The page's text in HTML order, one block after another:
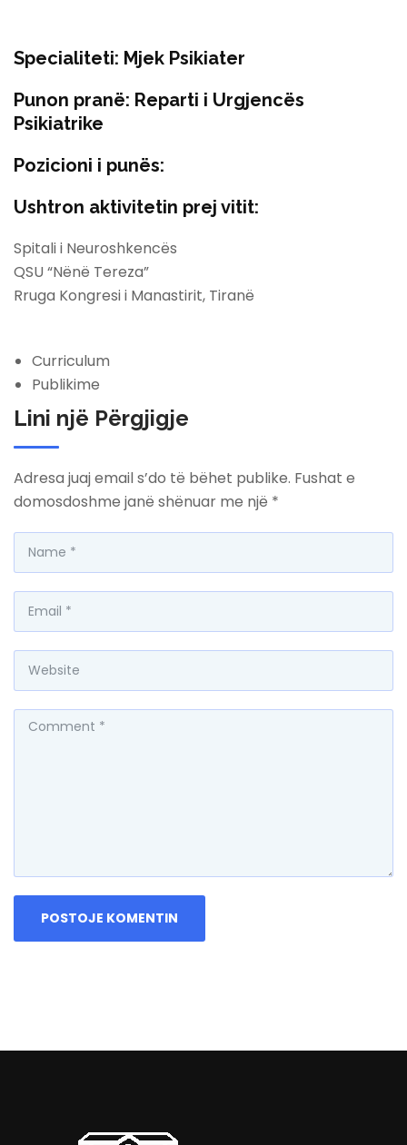
Specialiteti: Mjek Psikiater
Punon pranë: Reparti i Urgjencës
Psikiatrike
Pozicioni i punës:
Ushtron aktivitetin prej vitit:
Spitali i Neuroshkencës
QSU “Nënë Tereza”
Rruga Kongresi i Manastirit, Tiranë
Curriculum
Publikime
Lini një Përgjigje
Adresa juaj email s’do të bëhet publike. Fushat e
domosdoshme janë shënuar me një *